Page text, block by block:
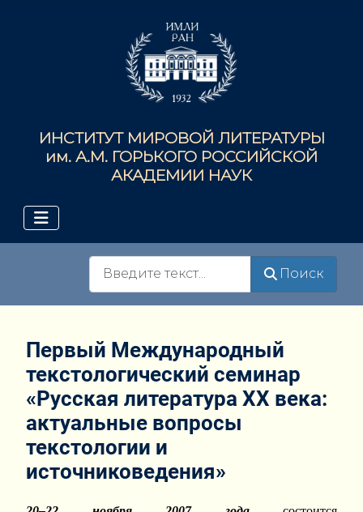
ИНСТИТУТ МИРОВОЙ ЛИТЕРАТУРЫ
им. А.М. ГОРЬКОГО РОССИЙСКОЙ
АКАДЕМИИ НАУК
Поиск
Первый Международный
текстологический семинар
«Русская литература ХХ века:
актуальные вопросы
текстологии и
источниковедения»